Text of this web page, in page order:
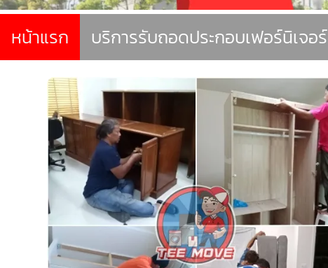
หน้าแรก บริการรับถอดประกอบเฟอร์นิเจอร์